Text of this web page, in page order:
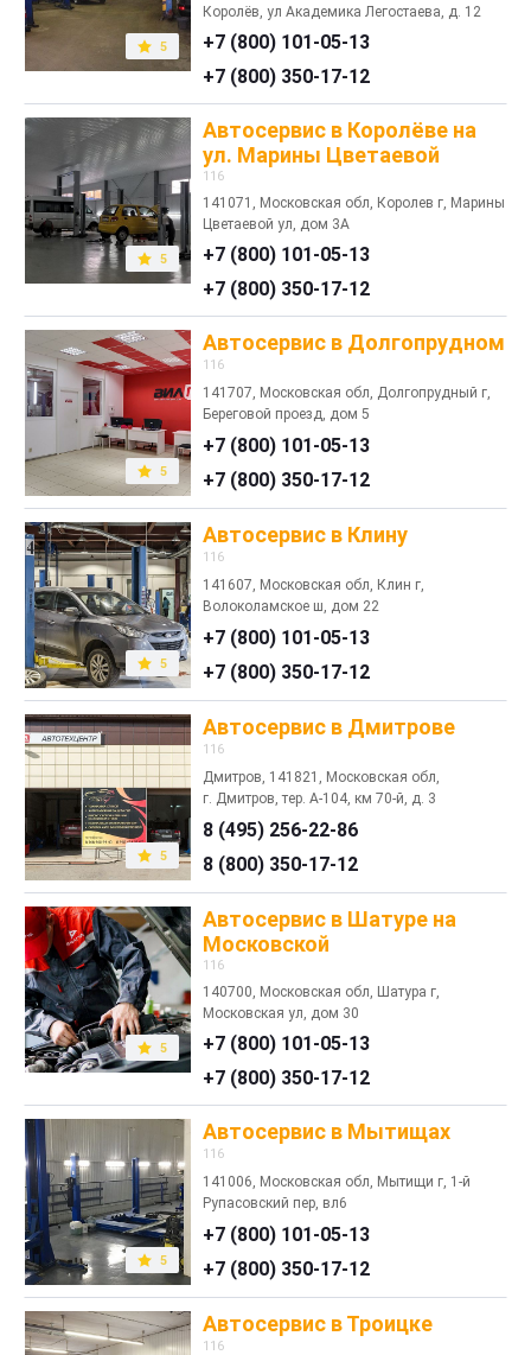
5
Королёв, ул Академика Легостаева, д. 12
+7 (800) 101-05-13
+7 (800) 350-17-12
5
Автосервис в Королёве на
ул. Марины Цветаевой
116
141071, Московская обл, Королев г, Марины
Цветаевой ул, дом 3А
+7 (800) 101-05-13
+7 (800) 350-17-12
5
Автосервис в Долгопрудном
116
141707, Московская обл, Долгопрудный г,
Береговой проезд, дом 5
+7 (800) 101-05-13
+7 (800) 350-17-12
5
Автосервис в Клину
116
141607, Московская обл, Клин г,
Волоколамское ш, дом 22
+7 (800) 101-05-13
+7 (800) 350-17-12
5
Автосервис в Дмитрове
116
Дмитров, 141821, Московская обл,
г. Дмитров, тер. А-104, км 70-й, д. 3
8 (495) 256-22-86
8 (800) 350-17-12
5
Автосервис в Шатуре на
Московской
116
140700, Московская обл, Шатура г,
Московская ул, дом 30
+7 (800) 101-05-13
+7 (800) 350-17-12
5
Автосервис в Мытищах
116
141006, Московская обл, Мытищи г, 1-й
Рупасовский пер, вл6
+7 (800) 101-05-13
+7 (800) 350-17-12
Автосервис в Троицке
116